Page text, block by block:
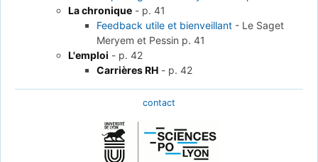
La chronique - p. 41
Feedback utile et bienveillant - Le Saget
Meryem et Pessin p. 41
L'emploi - p. 42
Carrières RH - p. 42
contact